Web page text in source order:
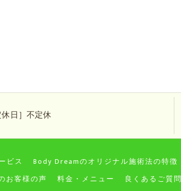
休日］不定休
ビス Body Dreamのオリジナル施術法の特徴
お客様の声 料金・メニュー 良くあるご質問